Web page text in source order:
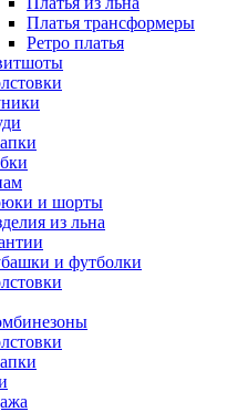
Платья трансформеры
Ретро платья
и шорты
из льна
и футболки